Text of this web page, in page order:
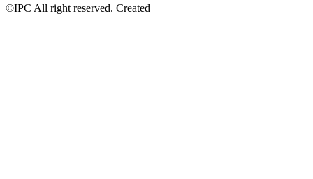
©IPC All right reserved. Created